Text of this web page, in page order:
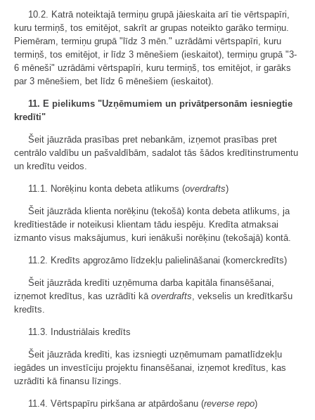
10.2. Katrā noteiktajā termiņu grupā jāieskaita arī tie vērtspapīri,
kuru termiņš, tos emitējot, sakrīt ar grupas noteikto garāko termiņu.
Piemēram, termiņu grupā "līdz 3 mēn." uzrādāmi vērtspapīri, kuru
termiņš, tos emitējot, ir līdz 3 mēnešiem (ieskaitot), termiņu grupā "3-
6 mēneši" uzrādāmi vērtspapīri, kuru termiņš, tos emitējot, ir garāks
par 3 mēnešiem, bet līdz 6 mēnešiem (ieskaitot).
11. E pielikums "Uzņēmumiem un privātpersonām iesniegtie
kredīti"
Šeit jāuzrāda prasības pret nebankām, izņemot prasības pret
centrālo valdību un pašvaldībām, sadalot tās šādos kredītinstrumentu
un kredītu veidos.
11.1. Norēķinu konta debeta atlikums (overdrafts)
Šeit jāuzrāda klienta norēķinu (tekošā) konta debeta atlikums, ja
kredītiestāde ir noteikusi klientam tādu iespēju. Kredīta atmaksai
izmanto visus maksājumus, kuri ienākuši norēķinu (tekošajā) kontā.
11.2. Kredīts apgrozāmo līdzekļu palielināšanai (komerckredīts)
Šeit jāuzrāda kredīti uzņēmuma darba kapitāla finansēšanai,
izņemot kredītus, kas uzrādīti kā overdrafts, vekselis un kredītkaršu
kredīts.
11.3. Industriālais kredīts
Šeit jāuzrāda kredīti, kas izsniegti uzņēmumam pamatlīdzekļu
iegādes un investīciju projektu finansēšanai, izņemot kredītus, kas
uzrādīti kā finansu līzings.
11.4. Vērtspapīru pirkšana ar atpārdošanu (reverse repo)